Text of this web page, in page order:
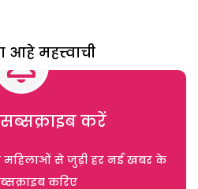
महत्त्वाची
करें
से जुड़ी हर नई खबर के
करिए